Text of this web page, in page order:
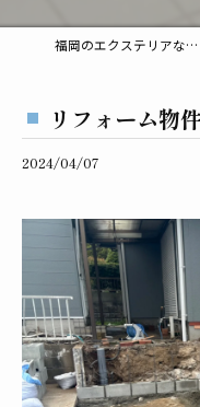
福岡のエクステリアなら幸千工業
リフォーム物
2024/04/07